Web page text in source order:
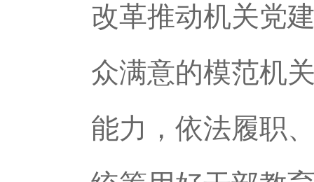
改革推动机关党
众满意的模范机
能力，依法履职